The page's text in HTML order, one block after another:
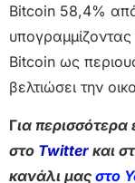
Bitcoin 58,4%
υπογραμμίζοντας
Bitcoin ως
βελτιώσει την
Για
στο Twitter και
κανάλι μας στο